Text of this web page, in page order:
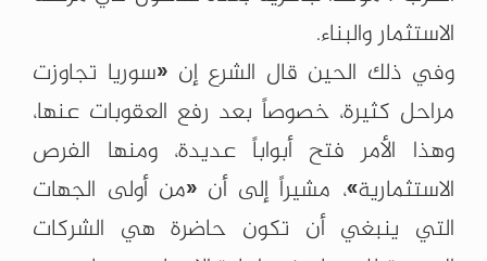
الاستثمار والبناء.
وفي ذلك الحين قال الشرع إن «سوريا تجاوزت
مراحل كثيرة، خصوصاً بعد رفع العقوبات عنها،
وهذا الأمر فتح أبواباً عديدة، ومنها الفرص
الاستثمارية»، مشيراً إلى أن «من أولى الجهات
التي ينبغي أن تكون حاضرة هي الشركات